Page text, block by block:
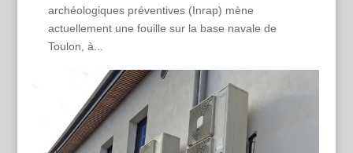
archéologiques préventives (Inrap) mène
actuellement une fouille sur la base navale de
Toulon, à...